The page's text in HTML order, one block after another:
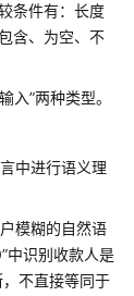
条件有：长度
含、为空、不
入”两种类型。
中进行语义理
模糊的自然语
中识别收款人是
，不直接等同于